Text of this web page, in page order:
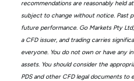
recommendations are reasonably held
subject to change without notice. Past
future performance. Go Markets Pty
a CFD issuer, and trading carries
everyone. You do not own or have any
assets. You should consider the
PDS and other CFD legal documents to